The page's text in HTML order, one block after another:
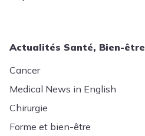
Actualités Santé, Bien-être
Cancer
Medical News in English
Chirurgie
Forme et bien-être